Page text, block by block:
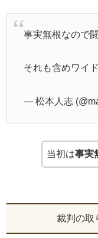
事実無根なので
それも含めワイ
— 松本人志
当初は事実
裁判の